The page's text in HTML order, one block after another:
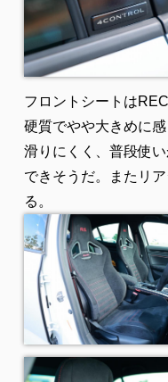
フロントシートは
硬質でやや大きめに
滑りにくく、普段使
できそうだ。またリ
る。